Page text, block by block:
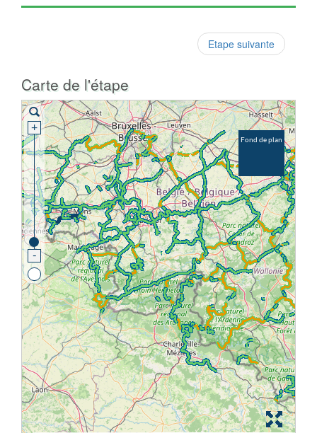
Etape suivante
Carte de l'étape